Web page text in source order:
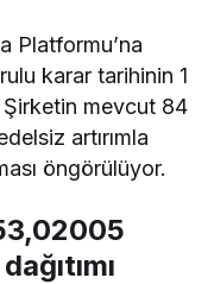
Platformu’na
karar tarihinin 1
mevcut 84
artırımla
öngörülüyor.